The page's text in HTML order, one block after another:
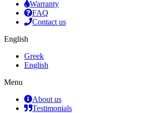
Warranty
FAQ
Contact us
English
Greek
English
Menu
About us
Testimonials